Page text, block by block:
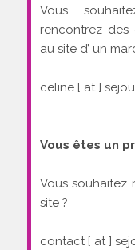
Vous
rencontrez des
au site d’ un
celine [ at ]
Vous êtes un
Vous souhaitez
site ?
contact [ at ]